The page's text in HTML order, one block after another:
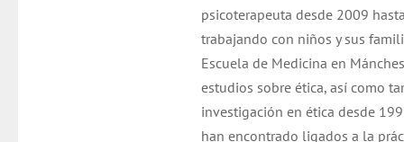
psicoterapeuta desde 2009
trabajando con niños y sus
Escuela de Medicina en
estudios sobre ética, así como
investigación en ética desde
han encontrado ligados a la